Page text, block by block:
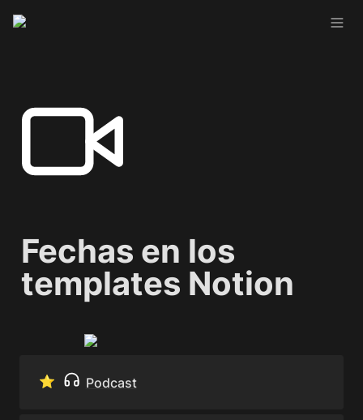
Fechas en los
templates Notion
⭐️ Podcast